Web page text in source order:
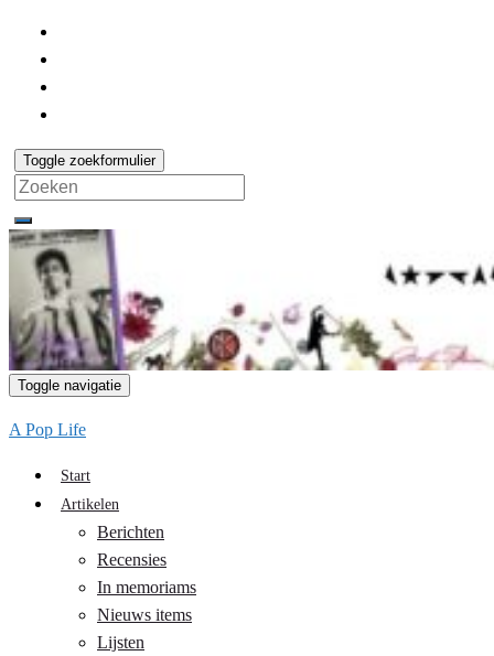
Toggle zoekformulier
Search
for:
Toggle navigatie
A Pop Life
Start
Artikelen
Berichten
Recensies
In memoriams
Nieuws items
Lijsten